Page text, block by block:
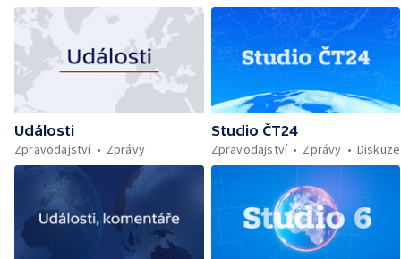
Události
Zpravodajství
Zprávy
Studio ČT24
Zpravodajství
Zprávy Diskuze